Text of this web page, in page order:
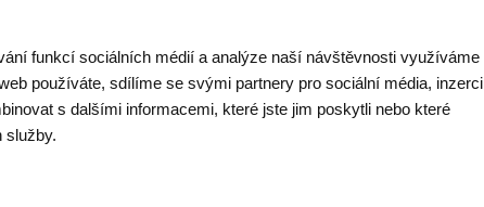
funkcí sociálních médií a analýze naší návštěvnosti využíváme
používáte, sdílíme se svými partnery pro sociální média, inzerci
s dalšími informacemi, které jste jim poskytli nebo které
služby.
KVIFF Group, která zastřešuje i další projekty: